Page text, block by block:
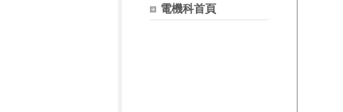
電機科首頁